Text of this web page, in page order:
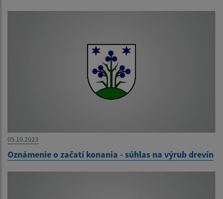
05.10.2023
Oznámenie o začatí konania - súhlas na výrub drevín